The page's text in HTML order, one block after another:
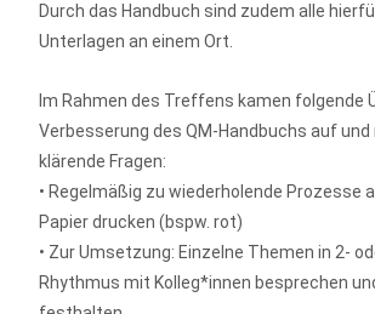
Durch das Handbuch sind zudem alle
Unterlagen an einem Ort.
Im Rahmen des Treffens kamen folgende
Verbesserung des QM-Handbuchs auf und
klärende Fragen:
• Regelmäßig zu wiederholende Prozesse
Papier drucken (bspw. rot)
• Zur Umsetzung: Einzelne Themen in 2-
Rhythmus mit Kolleg*innen besprechen